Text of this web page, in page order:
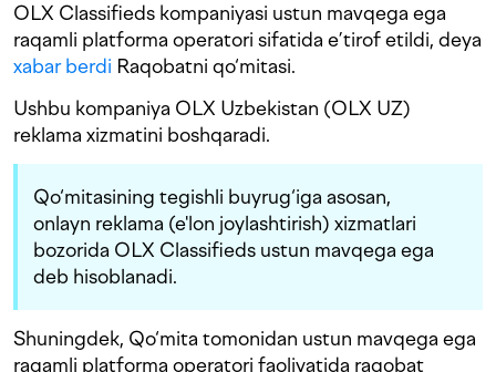
OLX Classifieds kompaniyasi ustun mavqega ega
raqamli platforma operatori sifatida e’tirof etildi, deya
xabar berdi Raqobatni qo‘mitasi.
Ushbu kompaniya OLX Uzbekistan (OLX UZ)
reklama xizmatini boshqaradi.
Qo‘mitasining tegishli buyrug‘iga asosan,
onlayn reklama (e'lon joylashtirish) xizmatlari
bozorida OLX Classifieds ustun mavqega ega
deb hisoblanadi.
Shuningdek, Qo‘mita tomonidan ustun mavqega ega
raqamli platforma operatori faoliyatida raqobat